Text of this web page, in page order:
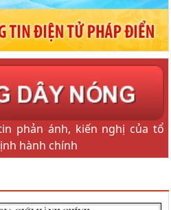
phản ánh, kiến nghị của tổ
hành chính